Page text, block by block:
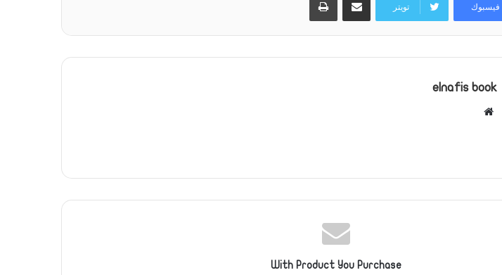
فيسبوك تويتر
elnafis book
With Product You Purchase